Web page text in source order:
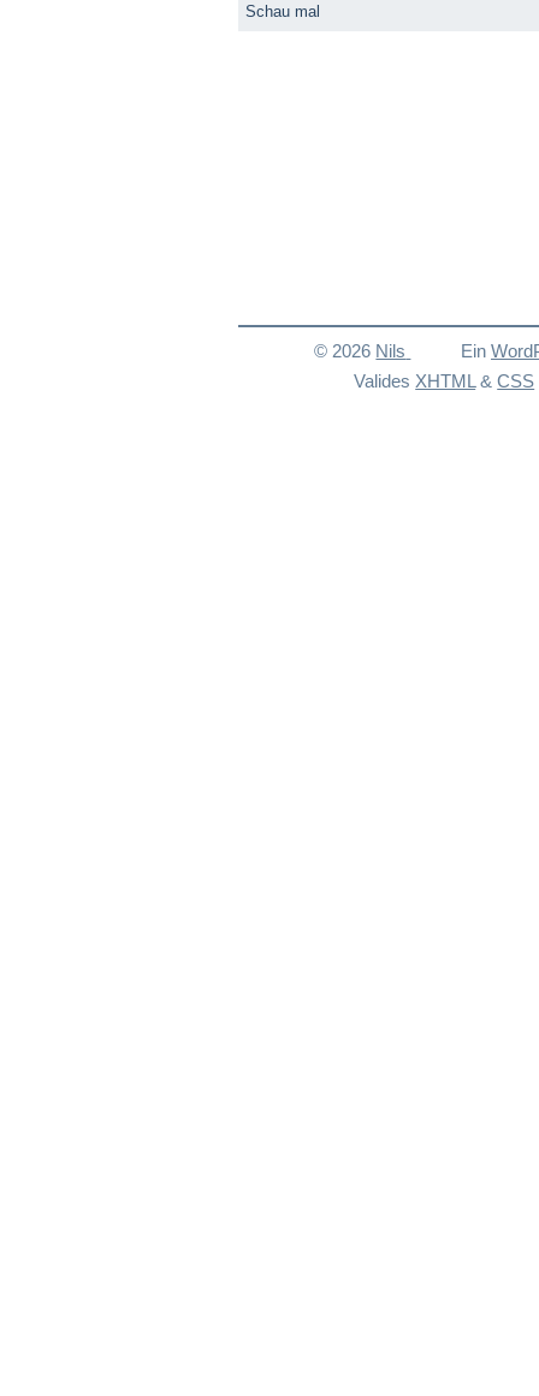
Schau mal
© 2026 Nils Ein
Valides XHTML &CSS